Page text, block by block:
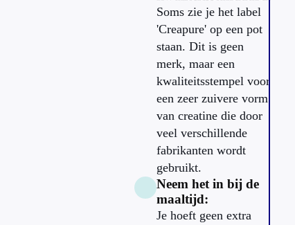
Soms zie je het label
'Creapure' op een pot
staan. Dit is geen
merk, maar een
kwaliteitsstempel voor
een zeer zuivere vorm
van creatine die door
veel verschillende
fabrikanten wordt
gebruikt.
Neem het in bij de
maaltijd:
Je hoeft geen extra